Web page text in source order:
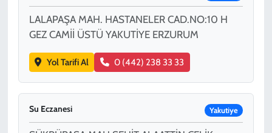
LALAPAŞA MAH. HASTANELER CAD.NO:10 H
GEZ CAMİİ ÜSTÜ YAKUTİYE ERZURUM
Yol Tarifi Al 0 (442) 238 33 33
Su Eczanesi Yakutiye